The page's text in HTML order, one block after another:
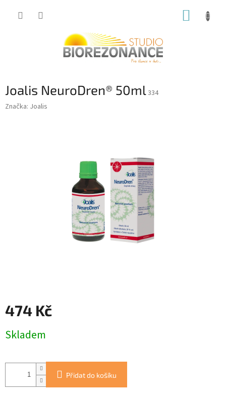
Joalis NeuroDren® 50ml334
Značka: Joalis
474 Kč
cena:
Skladem
Přidat do košíku